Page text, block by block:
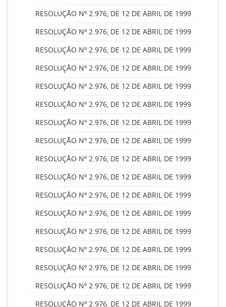
RESOLUÇÃO Nº 2.976, DE 12 DE ABRIL DE 1999
RESOLUÇÃO Nº 2.976, DE 12 DE ABRIL DE 1999
RESOLUÇÃO Nº 2.976, DE 12 DE ABRIL DE 1999
RESOLUÇÃO Nº 2.976, DE 12 DE ABRIL DE 1999
RESOLUÇÃO Nº 2.976, DE 12 DE ABRIL DE 1999
RESOLUÇÃO Nº 2.976, DE 12 DE ABRIL DE 1999
RESOLUÇÃO Nº 2.976, DE 12 DE ABRIL DE 1999
RESOLUÇÃO Nº 2.976, DE 12 DE ABRIL DE 1999
RESOLUÇÃO Nº 2.976, DE 12 DE ABRIL DE 1999
RESOLUÇÃO Nº 2.976, DE 12 DE ABRIL DE 1999
RESOLUÇÃO Nº 2.976, DE 12 DE ABRIL DE 1999
RESOLUÇÃO Nº 2.976, DE 12 DE ABRIL DE 1999
RESOLUÇÃO Nº 2.976, DE 12 DE ABRIL DE 1999
RESOLUÇÃO Nº 2.976, DE 12 DE ABRIL DE 1999
RESOLUÇÃO Nº 2.976, DE 12 DE ABRIL DE 1999
RESOLUÇÃO Nº 2.976, DE 12 DE ABRIL DE 1999
RESOLUÇÃO Nº 2.976, DE 12 DE ABRIL DE 1999